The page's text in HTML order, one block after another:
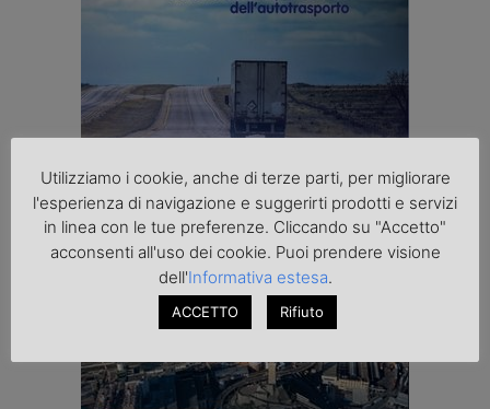
Utilizziamo i cookie, anche di terze parti, per migliorare
l'esperienza di navigazione e suggerirti prodotti e servizi
in linea con le tue preferenze. Cliccando su "Accetto"
acconsenti all'uso dei cookie. Puoi prendere visione
dell'Informativa estesa.
ACCETTO Rifiuto